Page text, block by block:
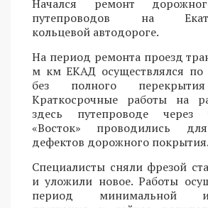
Начался ремонт
путепроводов на
кольцевой автодороге.
На период ремонта проезд
м км ЕКАД осуществлялся по
без полного
Краткосрочные работы на
здесь путепроводе через
«Восток» проводились
дефектов дорожного покрытия.
Специалисты сняли фрезой
и уложили новое. Работы
период минимальной